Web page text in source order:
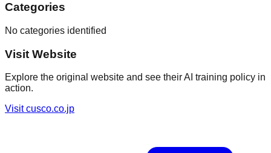
Categories
No categories identified
Visit Website
Explore the original website and see their AI training policy in
action.
Visitcusco.co.jp